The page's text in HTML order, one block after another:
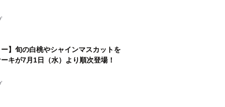
ー】旬の白桃やシャインマスカットを
キが7月1日（水）より順次登場！